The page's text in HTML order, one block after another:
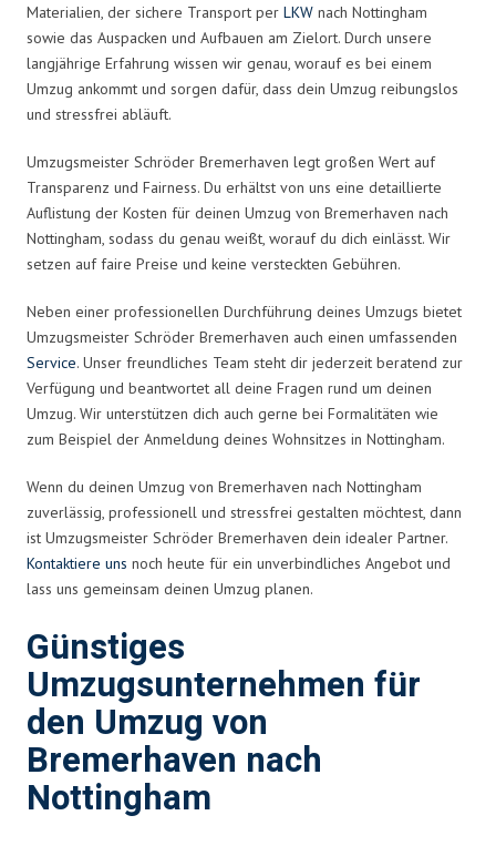
Materialien, der sichere Transport per LKW nach Nottingham
sowie das Auspacken und Aufbauen am Zielort. Durch unsere
langjährige Erfahrung wissen wir genau, worauf es bei einem
Umzug ankommt und sorgen dafür, dass dein Umzug reibungslos
und stressfrei abläuft.
Umzugsmeister Schröder Bremerhaven legt großen Wert auf
Transparenz und Fairness. Du erhältst von uns eine detaillierte
Auflistung der Kosten für deinen Umzug von Bremerhaven nach
Nottingham, sodass du genau weißt, worauf du dich einlässt. Wir
setzen auf faire Preise und keine versteckten Gebühren.
Neben einer professionellen Durchführung deines Umzugs bietet
Umzugsmeister Schröder Bremerhaven auch einen umfassenden
Service. Unser freundliches Team steht dir jederzeit beratend zur
Verfügung und beantwortet all deine Fragen rund um deinen
Umzug. Wir unterstützen dich auch gerne bei Formalitäten wie
zum Beispiel der Anmeldung deines Wohnsitzes in Nottingham.
Wenn du deinen Umzug von Bremerhaven nach Nottingham
zuverlässig, professionell und stressfrei gestalten möchtest, dann
ist Umzugsmeister Schröder Bremerhaven dein idealer Partner.
Kontaktiere uns noch heute für ein unverbindliches Angebot und
lass uns gemeinsam deinen Umzug planen.
Günstiges
Umzugsunternehmen für
den Umzug von
Bremerhaven nach
Nottingham